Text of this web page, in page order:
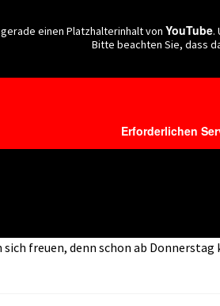
einen Platzhalterinhalt von YouTube.
Bitte beachten Sie, dass
Erforderlichen
freuen, denn schon ab